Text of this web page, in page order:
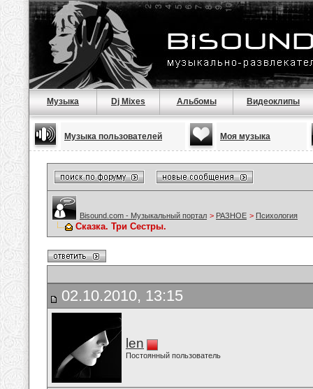
Музыка Dj Mixes Альбомы Видеоклипы
Музыка пользователей Моя музыка
Bisound.com - Музыкальный портал > РАЗНОЕ > Психология
Сказка. Три Сестры.
02.10.2010, 13:15
len
Постоянный пользователь